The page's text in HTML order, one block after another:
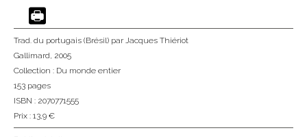
Trad. du portugais (Brésil) par Jacques Thiériot
Gallimard, 2005
Collection : Du monde entier
153 pages
ISBN : 2070771555
Prix : 13,9 €